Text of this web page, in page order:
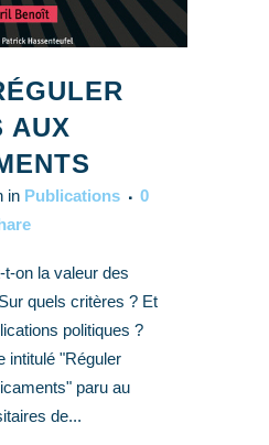
AUX
in Publications
0
on la valeur des
quels critères ? Et
politiques ?
intitulé "Réguler
paru au
de...